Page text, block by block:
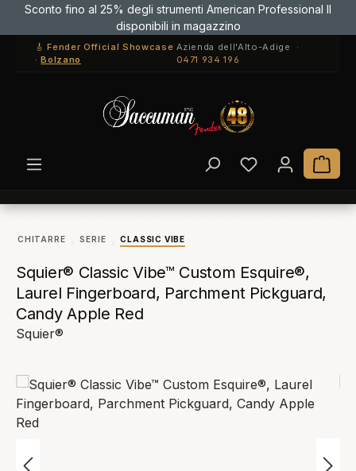
Passa al contenuto principale
Sconto fino al 25% degli strumenti American Professional II
disponibili in magazzino
🎸 Fender Official Showcase
·Bolzano
Azienda dell'Alto-Adige ·
0471 934 196
Hai 0 articoli
Il
CHITARRE SERIE CLASSIC VIBE
Squier® Classic Vibe™ Custom Esquire®,
Laurel Fingerboard, Parchment Pickguard,
Candy Apple Red
Squier®